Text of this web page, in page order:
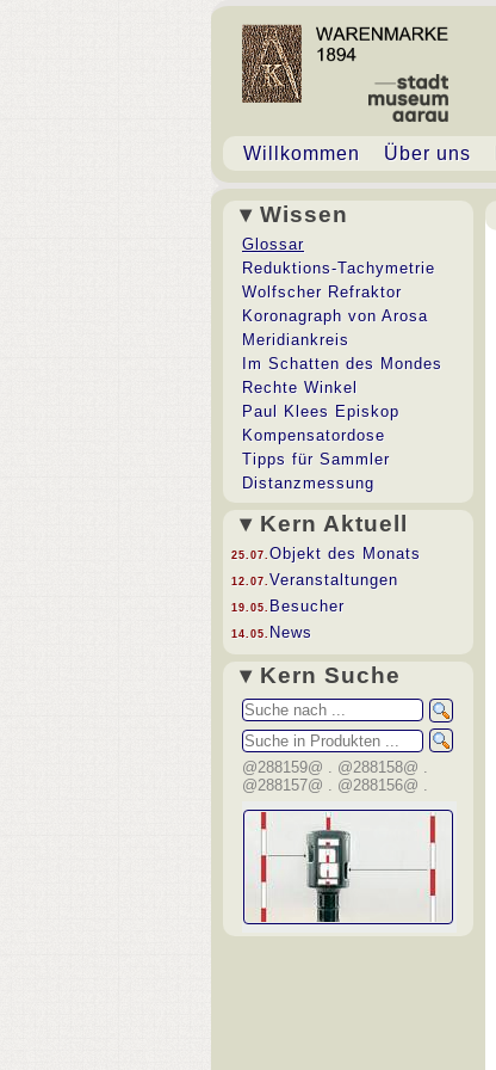
Willkommen Über uns
▾ Wissen
Glossar
Reduktions-Tachymetrie
Wolfscher Refraktor
Koronagraph von Arosa
Meridiankreis
Im Schatten des Mondes
Rechte Winkel
Paul Klees Episkop
Kompensatordose
Tipps für Sammler
Distanzmessung
▾ Kern Aktuell
25.07. Objekt des Monats
12.07. Veranstaltungen
19.05. Besucher
14.05. News
▾ Kern Suche
@288159@ . @288158@ .
@288157@ . @288156@ .